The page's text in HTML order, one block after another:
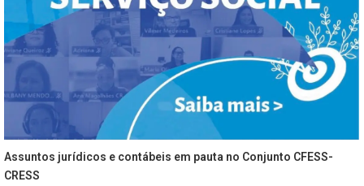
Assuntos jurídicos e contábeis em pauta no Conjunto CFESS-
CRESS